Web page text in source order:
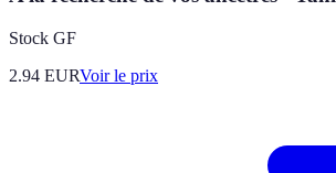
Stock GF
2.94 EURVoir le prix